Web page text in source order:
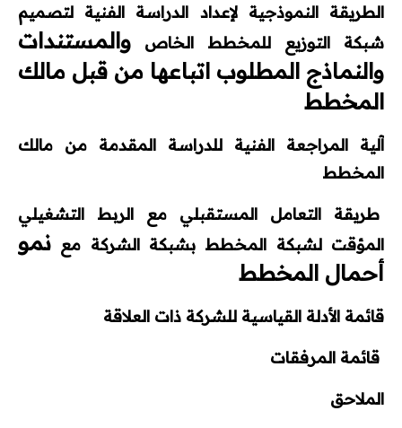
الطريقة النموذجية لإعداد الدراسة الفنية لتصميم
شبكة التوزيع للمخطط الخاص والمستندات
والنماذج المطلوب اتباعها من قبل مالك
المخطط
آلية المراجعة الفنية للدراسة المقدمة من مالك
المخطط
طريقة التعامل المستقبلي مع الربط التشغيلي
المؤقت لشبكة المخطط بشبكة الشركة مع نمو
أحمال المخطط
قائمة الأدلة القياسية للشركة ذات العلاقة
قائمة المرفقات
الملاحق